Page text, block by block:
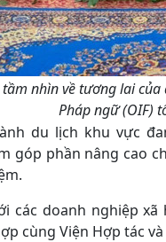
tầm nhìn về tương lai
Pháp ngữ (OIF)
du lịch khu vực
góp phần nâng cao
các doanh nghiệp
cùng Viện Hợp tác